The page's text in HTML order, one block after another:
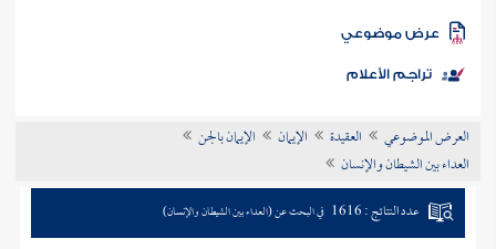
الكتب
موضوعي
تراجم الأعلام
العرض الموضوعي العقيدة الإيمان
الإيمان بالجن
العداء بين الشيطان والإنسان
عدد النتائج : 1616 في البحث عن (العداء بين الشيطان والإنسان)